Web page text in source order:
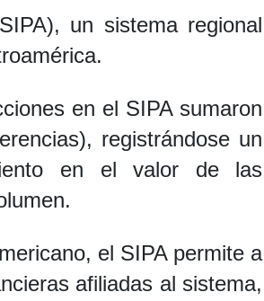
un sistema regional
en el SIPA sumaron
registrándose un
en el valor de las
el SIPA permite a
afiliadas al sistema,